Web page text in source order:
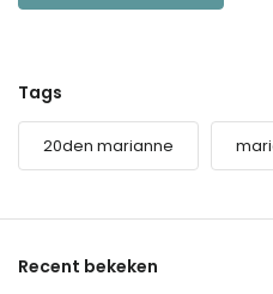
Tags
20den marianne
Recent bekeken